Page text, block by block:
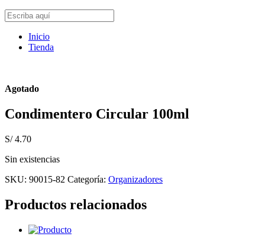
Inicio
Tienda
Agotado
Condimentero Circular 100ml
S/4.70
Sin existencias
SKU: 90015-82 Categoría: Organizadores
Productos relacionados